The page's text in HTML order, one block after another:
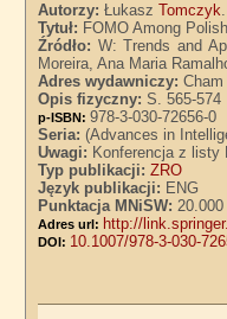
Autorzy:ŁukaszTomczyk.
Tytuł: FOMO Among
Źródło: W: Trends and
Moreira, Ana Maria
Adres wydawniczy:
Opis fizyczny:S. 565-574
p-ISBN:978-3-030-72656-0
Seria:(Advances in
Uwagi: Konferencja z listy
Typ publikacji:ZRO
Język publikacji: ENG
Punktacja MNiSW:20.000
Adres url: http://
DOI: 10.1007/978-3-030-